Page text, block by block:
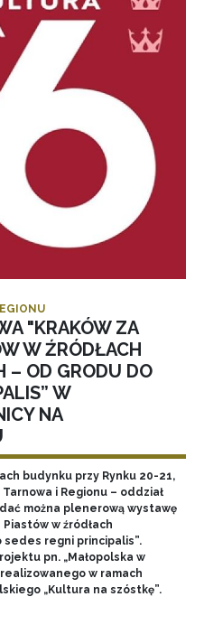
"KRAKÓW ZA
W ŹRÓDŁACH
– OD GRODU DO
W
NA
budynku przy Rynku 20-21,
i Regionu – oddział
można plenerową wystawę
w źródłach
regni principalis”.
pn. „Małopolska w
w ramach
„Kultura na szóstkę”.